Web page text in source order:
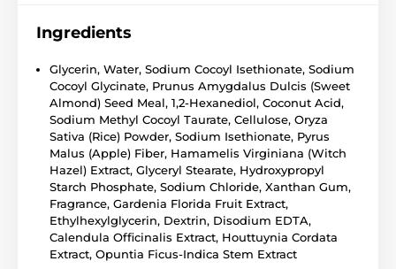
Ingredients
Glycerin, Water, Sodium Cocoyl Isethionate, Sodium
Cocoyl Glycinate, Prunus Amygdalus Dulcis (Sweet
Almond) Seed Meal, 1,2-Hexanediol, Coconut Acid,
Sodium Methyl Cocoyl Taurate, Cellulose, Oryza
Sativa (Rice) Powder, Sodium Isethionate, Pyrus
Malus (Apple) Fiber, Hamamelis Virginiana (Witch
Hazel) Extract, Glyceryl Stearate, Hydroxypropyl
Starch Phosphate, Sodium Chloride, Xanthan Gum,
Fragrance, Gardenia Florida Fruit Extract,
Ethylhexylglycerin, Dextrin, Disodium EDTA,
Calendula Officinalis Extract, Houttuynia Cordata
Extract, Opuntia Ficus-Indica Stem Extract